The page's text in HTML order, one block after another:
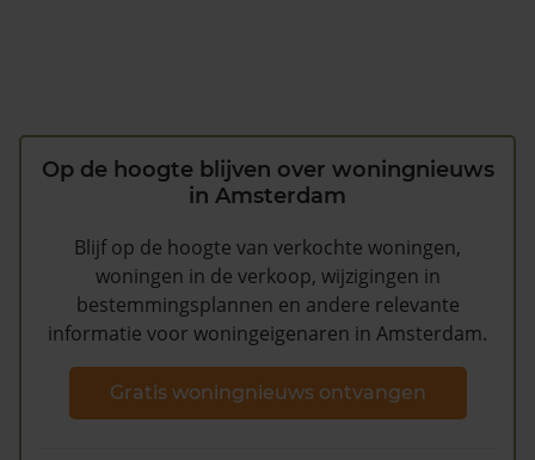
Op de hoogte blijven over woningnieuws
in Amsterdam
Blijf op de hoogte van verkochte woningen,
woningen in de verkoop, wijzigingen in
bestemmingsplannen en andere relevante
informatie voor woningeigenaren in Amsterdam.
Gratis woningnieuws ontvangen